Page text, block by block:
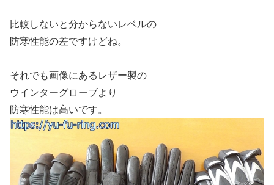
比較しないと分からないレベルの
防寒性能の差ですけどね。
それでも画像にあるレザー製の
ウインターグローブより
防寒性能は高いです。